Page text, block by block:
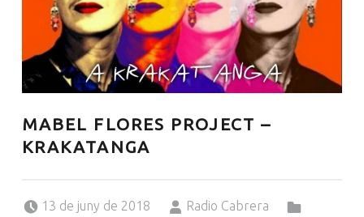
MABEL FLORES PROJECT –
KRAKATANGA
13 de juny de 2018
Radio Cabrera